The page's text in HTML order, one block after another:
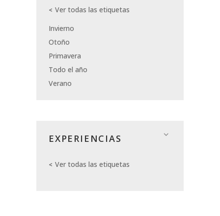
Ver todas las etiquetas
Invierno
Otoño
Primavera
Todo el año
Verano
EXPERIENCIAS
Ver todas las etiquetas